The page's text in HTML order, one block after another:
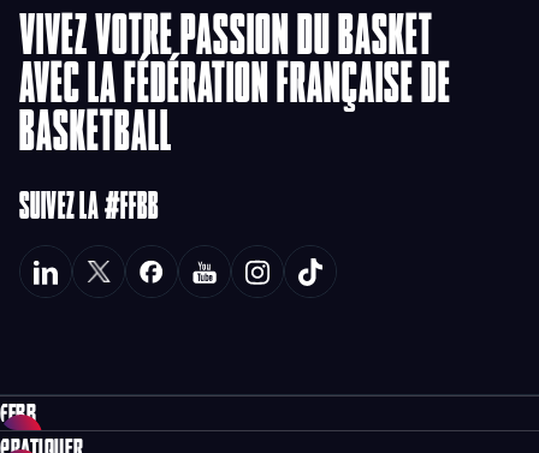
VIVEZ VOTRE PASSION DU BASKET
AVEC LA FÉDÉRATION FRANÇAISE DE
BASKETBALL
SUIVEZ LA #FFBB
FFBB